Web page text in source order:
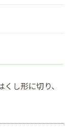
し形に切り、